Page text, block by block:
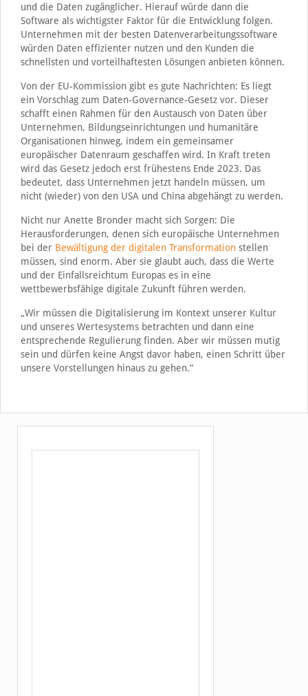
und die Daten zugänglicher. Hierauf würde dann die
Software als wichtigster Faktor für die Entwicklung folgen.
Unternehmen mit der besten Datenverarbeitungssoftware
würden Daten effizienter nutzen und den Kunden die
schnellsten und vorteilhaftesten Lösungen anbieten können.
Von der EU-Kommission gibt es gute Nachrichten: Es liegt
ein Vorschlag zum Daten-Governance-Gesetz vor. Dieser
schafft einen Rahmen für den Austausch von Daten über
Unternehmen, Bildungseinrichtungen und humanitäre
Organisationen hinweg, indem ein gemeinsamer
europäischer Datenraum geschaffen wird. In Kraft treten
wird das Gesetz jedoch erst frühestens Ende 2023. Das
bedeutet, dass Unternehmen jetzt handeln müssen, um
nicht (wieder) von den USA und China abgehängt zu werden.
Nicht nur Anette Bronder macht sich Sorgen: Die
Herausforderungen, denen sich europäische Unternehmen
bei der Bewältigung der digitalen Transformationstellen
müssen, sind enorm. Aber sie glaubt auch, dass die Werte
und der Einfallsreichtum Europas es in eine
wettbewerbsfähige digitale Zukunft führen werden.
„Wir müssen die Digitalisierung im Kontext unserer Kultur
und unseres Wertesystems betrachten und dann eine
entsprechende Regulierung finden. Aber wir müssen mutig
sein und dürfen keine Angst davor haben, einen Schritt über
unsere Vorstellungen hinaus zu gehen.“